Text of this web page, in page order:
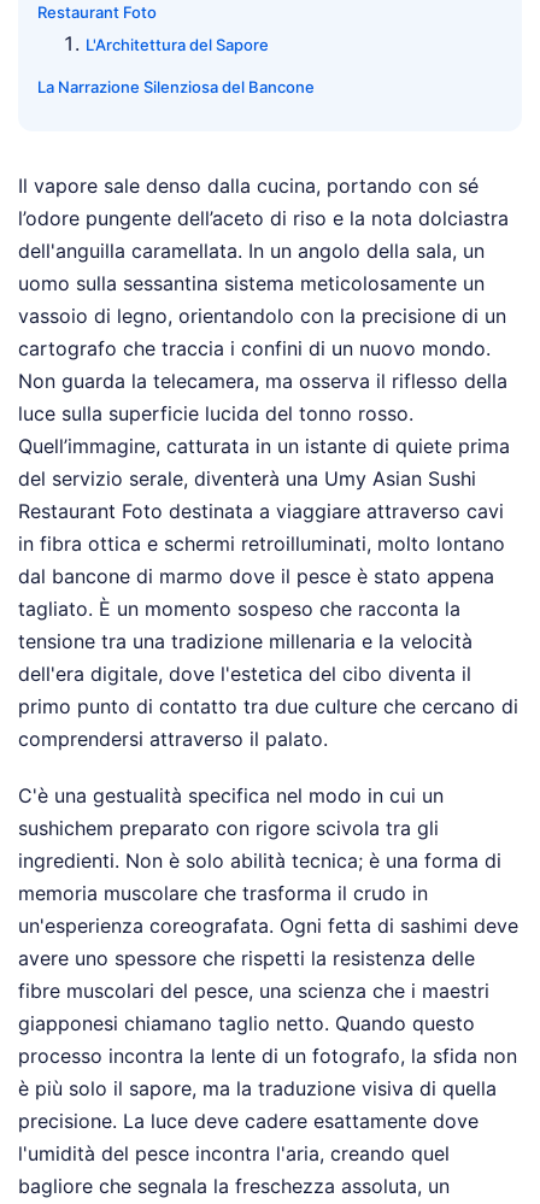
Restaurant Foto
L'Architettura del Sapore
La Narrazione Silenziosa del Bancone
Il vapore sale denso dalla cucina, portando con sé
l’odore pungente dell’aceto di riso e la nota dolciastra
dell'anguilla caramellata. In un angolo della sala, un
uomo sulla sessantina sistema meticolosamente un
vassoio di legno, orientandolo con la precisione di un
cartografo che traccia i confini di un nuovo mondo.
Non guarda la telecamera, ma osserva il riflesso della
luce sulla superficie lucida del tonno rosso.
Quell’immagine, catturata in un istante di quiete prima
del servizio serale, diventerà una Umy Asian Sushi
Restaurant Foto destinata a viaggiare attraverso cavi
in fibra ottica e schermi retroilluminati, molto lontano
dal bancone di marmo dove il pesce è stato appena
tagliato. È un momento sospeso che racconta la
tensione tra una tradizione millenaria e la velocità
dell'era digitale, dove l'estetica del cibo diventa il
primo punto di contatto tra due culture che cercano di
comprendersi attraverso il palato.
C'è una gestualità specifica nel modo in cui un
sushichem preparato con rigore scivola tra gli
ingredienti. Non è solo abilità tecnica; è una forma di
memoria muscolare che trasforma il crudo in
un'esperienza coreografata. Ogni fetta di sashimi deve
avere uno spessore che rispetti la resistenza delle
fibre muscolari del pesce, una scienza che i maestri
giapponesi chiamano taglio netto. Quando questo
processo incontra la lente di un fotografo, la sfida non
è più solo il sapore, ma la traduzione visiva di quella
precisione. La luce deve cadere esattamente dove
l'umidità del pesce incontra l'aria, creando quel
bagliore che segnala la freschezza assoluta, un